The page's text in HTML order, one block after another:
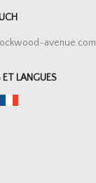
avenue.com
ET LANGUES